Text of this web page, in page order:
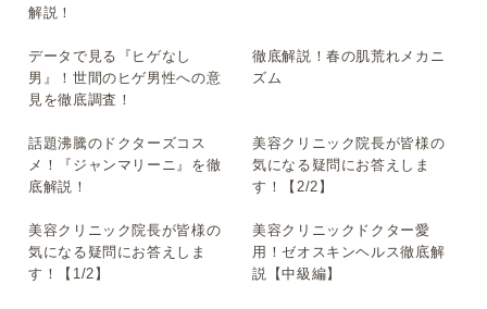
解説！
▶
データで見る『ヒゲなし
男』！世間のヒゲ男性への意
見を徹底調査！
▶
徹底解説！春の肌荒れメカニ
ズム
▶
話題沸騰のドクターズコス
メ！『ジャンマリーニ』を徹
底解説！
▶
美容クリニック院長が皆様の
気になる疑問にお答えしま
す！【2/2】
▶
美容クリニック院長が皆様の
気になる疑問にお答えしま
す！【1/2】
▶
美容クリニックドクター愛
用！ゼオスキンヘルス徹底解
説【中級編】